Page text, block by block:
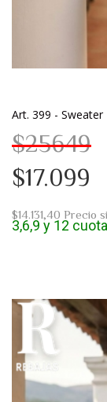
Art. 399 -
$25649
$17.099
$14.131,40 Precio
3,6,9 y 12